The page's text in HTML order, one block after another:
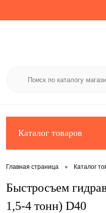
Каталог товаров
Главная страница • Каталог
Быстросъем
1,5-4 тонн) D40